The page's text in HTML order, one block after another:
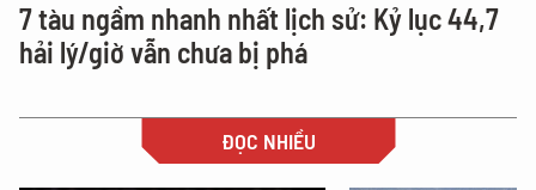
7 tàu ngầm nhanh nhất lịch sử: Kỷ lục 44,7
hải lý/giờ vẫn chưa bị phá
ĐỌC NHIỀU